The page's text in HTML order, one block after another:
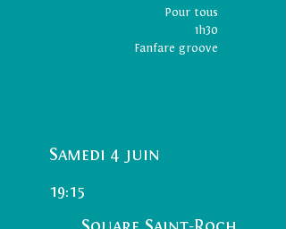
Pour tous
1h30
Fanfare groove
Samedi 4 juin
19:15